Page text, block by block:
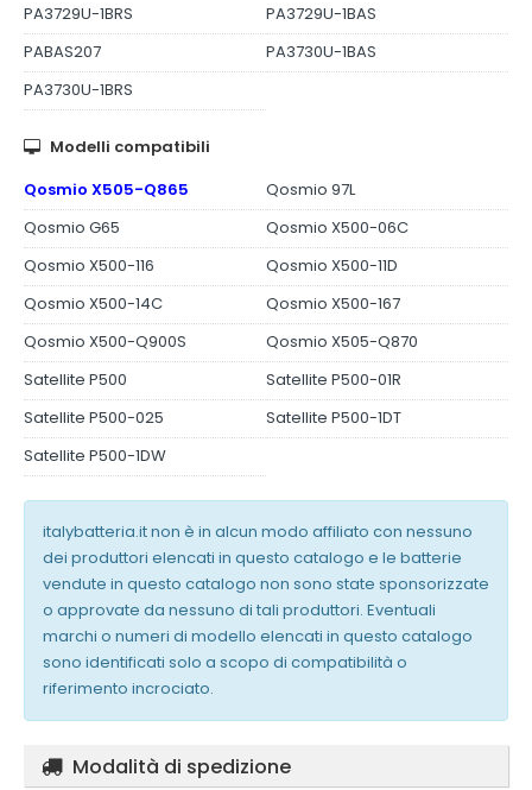
PA3729U-1BRS
PA3729U-1BAS
PABAS207
PA3730U-1BAS
PA3730U-1BRS
Modelli compatibili
Qosmio X505-Q865
Qosmio 97L
Qosmio G65
Qosmio X500-06C
Qosmio X500-116
Qosmio X500-11D
Qosmio X500-14C
Qosmio X500-167
Qosmio X500-Q900S
Qosmio X505-Q870
Satellite P500
Satellite P500-01R
Satellite P500-025
Satellite P500-1DT
Satellite P500-1DW
italybatteria.it non è in alcun modo affiliato con nessuno
dei produttori elencati in questo catalogo e le batterie
vendute in questo catalogo non sono state sponsorizzate
o approvate da nessuno di tali produttori. Eventuali
marchi o numeri di modello elencati in questo catalogo
sono identificati solo a scopo di compatibilità o
riferimento incrociato.
Modalità di spedizione